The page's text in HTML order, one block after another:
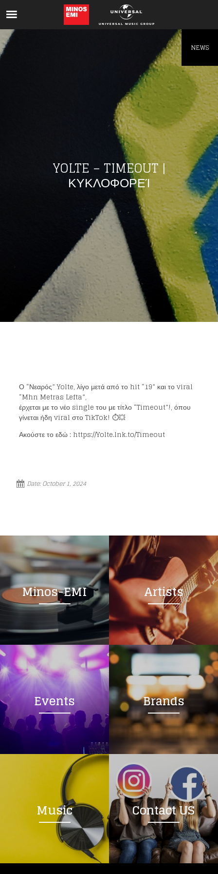
YOLTE – TIMEOUT |
ΚΥΚΛΟΦΟΡΕΊ
Ο “Νεαρός” Yolte, λίγο μετά από το hit “19” και το viral
“Mhn Metras Lefta”,
έρχεται με το νέο single του με τίτλο “Timeout”!, όπου
γίνεται ήδη viral στο TikTok! ⏱️💥
Ακούστε το εδώ : https://Yolte.lnk.to/Timeout
Date:October 1, 2024
Minos-EMI Artists
Events Brands
Music Contact US
NEWS
Like being first?
Get news from your favorite artists before
everyone else.
Loading your form, please wait...